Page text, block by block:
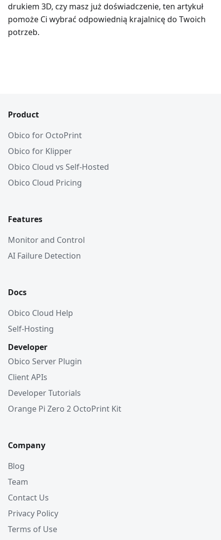
drukiem 3D, czy masz już doświadczenie, ten artykuł
pomoże Ci wybrać odpowiednią krajalnicę do Twoich
potrzeb.
Product
Obico for OctoPrint
Obico for Klipper
Obico Cloud vs Self-Hosted
Obico Cloud Pricing
Features
Monitor and Control
AI Failure Detection
Docs
Obico Cloud Help
Self-Hosting
Developer
Obico Server Plugin
Client APIs
Developer Tutorials
Orange Pi Zero 2 OctoPrint Kit
Company
Blog
Team
Contact Us
Privacy Policy
Terms of Use